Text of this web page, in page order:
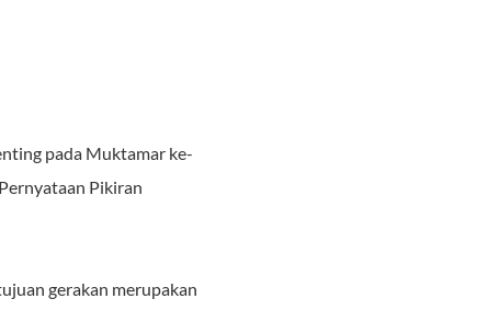
pada Muktamar ke-
Pikiran
gerakan merupakan